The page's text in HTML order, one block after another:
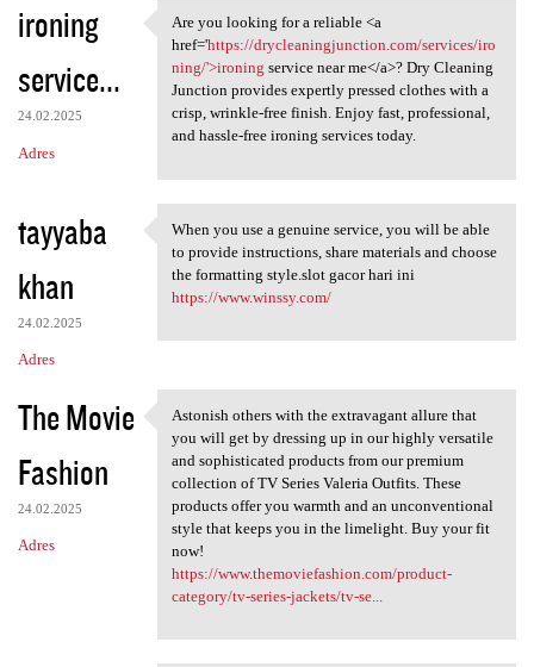
ironing
service...
24.02.2025
Adres
Are you looking for a
Are you looking for a reliable <a
href='https://drycleaningjunction.com/services/iro
ning/'>ironing service near me</a>? Dry Cleaning
Junction provides expertly pressed clothes with a
crisp, wrinkle-free finish. Enjoy fast, professional,
and hassle-free ironing services today.
tayyaba
khan
24.02.2025
Adres
When you use a genuine
When you use a genuine service, you will be able
to provide instructions, share materials and choose
the formatting style.slot gacor hari ini
https://www.winssy.com/
The Movie
Fashion
24.02.2025
Adres
Astonish others with the
Astonish others with the extravagant allure that
you will get by dressing up in our highly versatile
and sophisticated products from our premium
collection of TV Series Valeria Outfits. These
products offer you warmth and an unconventional
style that keeps you in the limelight. Buy your fit
now!
https://www.themoviefashion.com/product-
category/tv-series-jackets/tv-se...